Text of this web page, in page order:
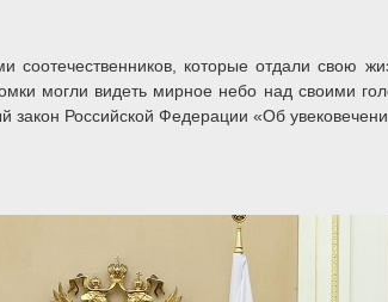
которые отдали свою
могли видеть мирное небо над своими
Российской Федерации «Об